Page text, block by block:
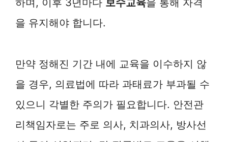
을 유지해야 합니다.
만약 정해진 기간 내에 교육을 이수하지 않
을 경우, 의료법에 따라 과태료가 부과될 수
있으니 각별한 주의가 필요합니다. 안전관
리책임자로는 주로 의사, 치과의사, 방사선